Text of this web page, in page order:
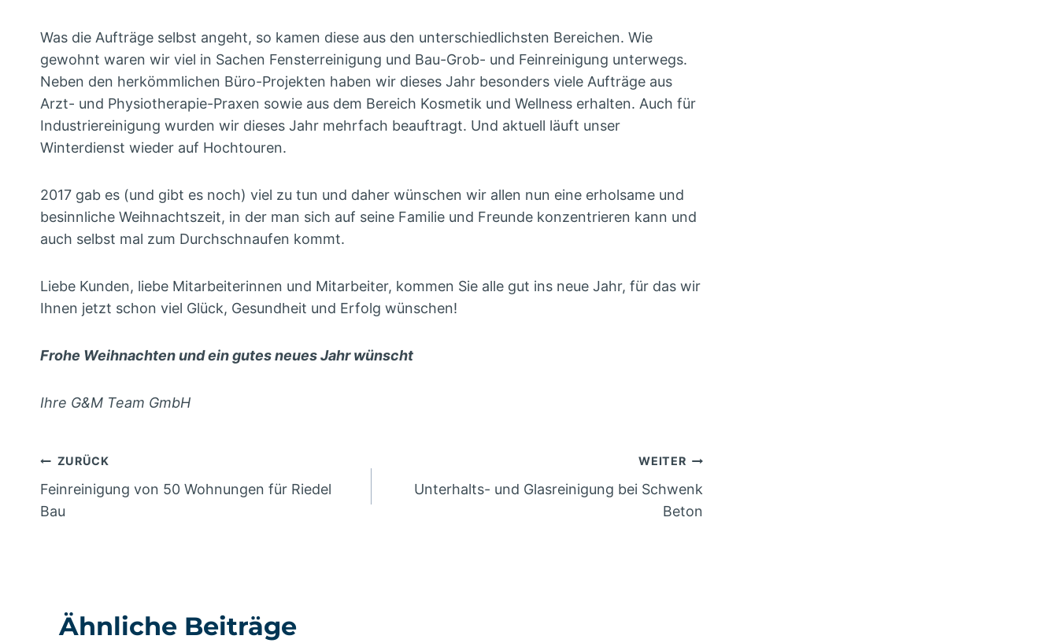
Was die Aufträge selbst angeht, so kamen diese aus den unterschiedlichsten Bereichen. Wie
gewohnt waren wir viel in Sachen Fensterreinigung und Bau-Grob- und Feinreinigung unterwegs.
Neben den herkömmlichen Büro-Projekten haben wir dieses Jahr besonders viele Aufträge aus
Arzt- und Physiotherapie-Praxen sowie aus dem Bereich Kosmetik und Wellness erhalten. Auch für
Industriereinigung wurden wir dieses Jahr mehrfach beauftragt. Und aktuell läuft unser
Winterdienst wieder auf Hochtouren.
2017 gab es (und gibt es noch) viel zu tun und daher wünschen wir allen nun eine erholsame und
besinnliche Weihnachtszeit, in der man sich auf seine Familie und Freunde konzentrieren kann und
auch selbst mal zum Durchschnaufen kommt.
Liebe Kunden, liebe Mitarbeiterinnen und Mitarbeiter, kommen Sie alle gut ins neue Jahr, für das wir
Ihnen jetzt schon viel Glück, Gesundheit und Erfolg wünschen!
Frohe Weihnachten und ein gutes neues Jahr wünscht
Ihre G&M Team GmbH
Beitragsnavigation
ZURÜCK
Feinreinigung von 50 Wohnungen für Riedel
Bau
WEITER
Unterhalts- und Glasreinigung bei Schwenk
Beton
Ähnliche Beiträge